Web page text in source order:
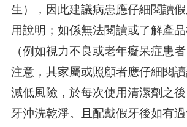
生），因此建議病患應仔細閱讀
用說明；如係無法閱讀或了解產
（例如視力不良或老年癡呆症患
注意，其家屬或照顧者應仔細閱
減低風險，於每次使用清潔劑之
牙沖洗乾淨。且配戴假牙後如有